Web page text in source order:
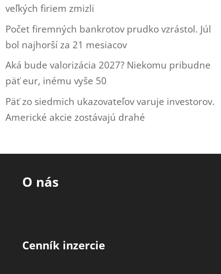
veľkých firiem zmizli
Počet firemných bankrotov prudko vzrástol. Júl
bol najhorší za 21 mesiacov
Aká bude valorizácia 2027? Niekomu pribudne
päť eur, inému vyše 50
Päť zo siedmich ukazovateľov varuje investorov.
Americké akcie zostávajú drahé
O nás
Cenník inzercie